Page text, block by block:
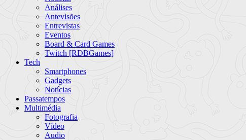
Análises
Antevisões
Entrevistas
Eventos
Board & Card Games
Twitch [RDBGames]
Tech
Smartphones
Gadgets
Notícias
Passatempos
Multimédia
Fotografia
Vídeo
Audio